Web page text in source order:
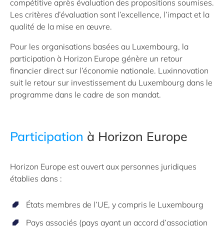
compétitive après évaluation des propositions soumises.
Les critères d’évaluation sont l’excellence, l’impact et la
qualité de la mise en œuvre.
Pour les organisations basées au Luxembourg, la
participation à Horizon Europe génère un retour
financier direct sur l’économie nationale. Luxinnovation
suit le retour sur investissement du Luxembourg dans le
programme dans le cadre de son mandat.
Participation à Horizon Europe
Horizon Europe est ouvert aux personnes juridiques
établies dans :
États membres de l’UE, y compris le Luxembourg
Pays associés (pays ayant un accord d’association